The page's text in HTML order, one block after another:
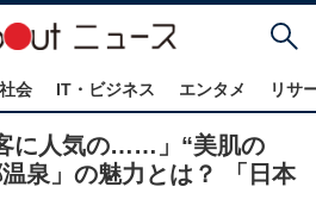
社会 IT・ビジネス エンタメ リサ
に人気の……」“美肌の
泉」の魅力とは？ 「日本